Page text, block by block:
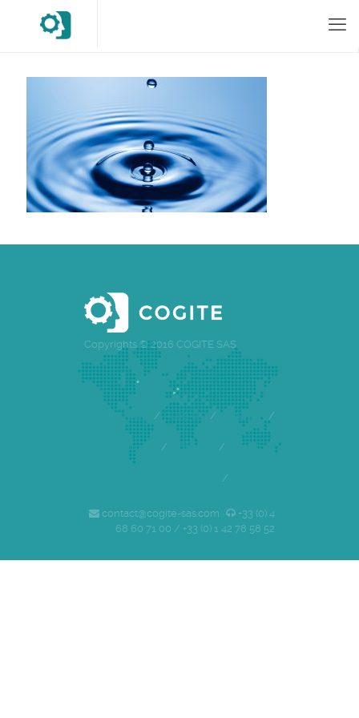
Copyrights © 2016 COGITE SAS
Accueil / Cogite / Equipe /
Références / Clients / Emploi
/
contact@cogite-sas.com ·
+33 (0) 4
68 60 71 00 / +33 (0) 1 42 78 58 52